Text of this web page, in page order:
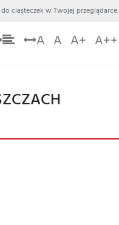
ciasteczek w Twojej przeglądarce.
A A A+ A++